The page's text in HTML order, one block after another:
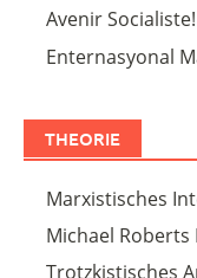
Avenir Socialiste!
Enternasyonal
THEORIE
Marxistisches
Michael Roberts
Trotzkistisches